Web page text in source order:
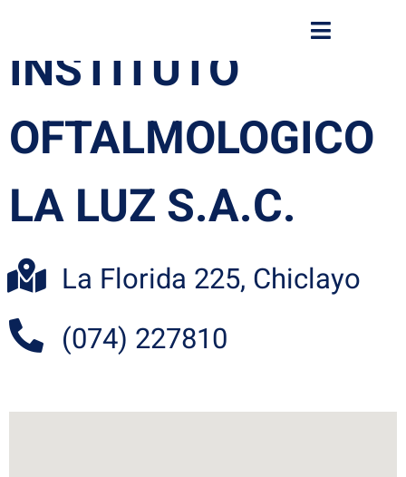
INSTITUTO
OFTALMOLOGICO
LA LUZ S.A.C.
La Florida 225, Chiclayo
(074) 227810